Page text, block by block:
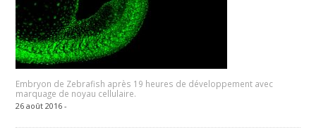
Embryon de Zebrafish après 19 heures de développement avec
marquage de noyau cellulaire.
26 août 2016 -